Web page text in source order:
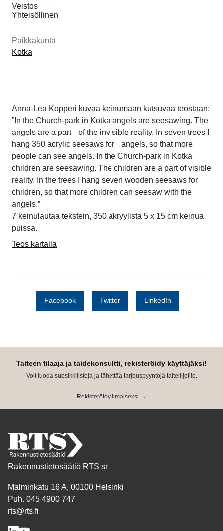
Veistos
Yhteisöllinen
Paikkakunta
Kotka
Anna-Lea Kopperi kuvaa keinumaan kutsuvaa teostaan:
”In the Church-park in Kotka angels are seesawing. The
angels are a part of the invisible reality. In seven trees I
hang 350 acrylic seesaws for angels, so that more
people can see angels. In the Church-park in Kotka
children are seesawing. The children are a part of visible
reality. In the trees I hang seven wooden seesaws for
children, so that more children can seesaw with the
angels.”
7 keinulautaa tekstein, 350 akryylista 5 x 15 cm keinua
puissa.
Teos kartalla
Facebook Twitter LinkedIn
Taiteen tilaaja ja taidekonsultti, rekisteröidy käyttäjäksi!
Voit luoda suosikkilistoja ja lähettää tarjouspyyntöjä taiteilijoille.
Rekisteröidy ilmaiseksi →
Rakennustietosäätiö RTS sr
Malminkatu 16 A, 00100 Helsinki
Puh. 045 4900 747
rts@rts.fi